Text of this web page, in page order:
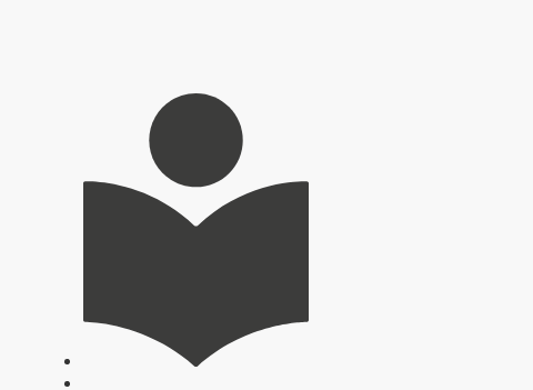
Ansprechpartner, Öffnungszeiten und Informationen zu